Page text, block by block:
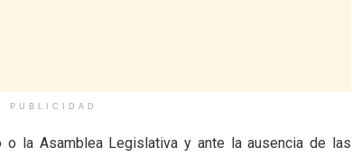
PUBLICIDAD
o la Asamblea Legislativa y ante la ausencia de las